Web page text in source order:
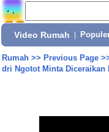
Video Rumah
Rumah>> Previous Page
dri Ngotot Minta Diceraikan